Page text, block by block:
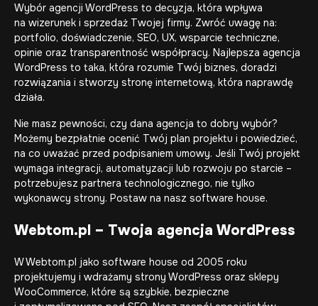
Wybór agencji WordPress to decyzja, która wpływa
na wizerunek i sprzedaż Twojej firmy. Zwróć uwagę na:
portfolio, doświadczenie, SEO, UX, wsparcie techniczne,
opinie oraz transparentność współpracy. Najlepsza agencja
WordPress to taka, która rozumie Twój biznes, doradzi
rozwiązania i stworzy stronę internetową, która naprawdę
działa.
Nie masz pewności, czy dana agencja to dobry wybór?
Możemy bezpłatnie ocenić Twój plan projektu i powiedzieć,
na co uważać przed podpisaniem umowy. Jeśli Twój projekt
wymaga integracji, automatyzacji lub rozwoju po starcie –
potrzebujesz partnera technologicznego, nie tylko
wykonawcy strony. Postaw na nasz software house.
Webtom.pl – Twoja agencja WordPress
W Webtom.pl jako software house od 2005 roku
projektujemy i wdrażamy strony WordPress oraz sklepy
WooCommerce, które są szybkie, bezpieczne